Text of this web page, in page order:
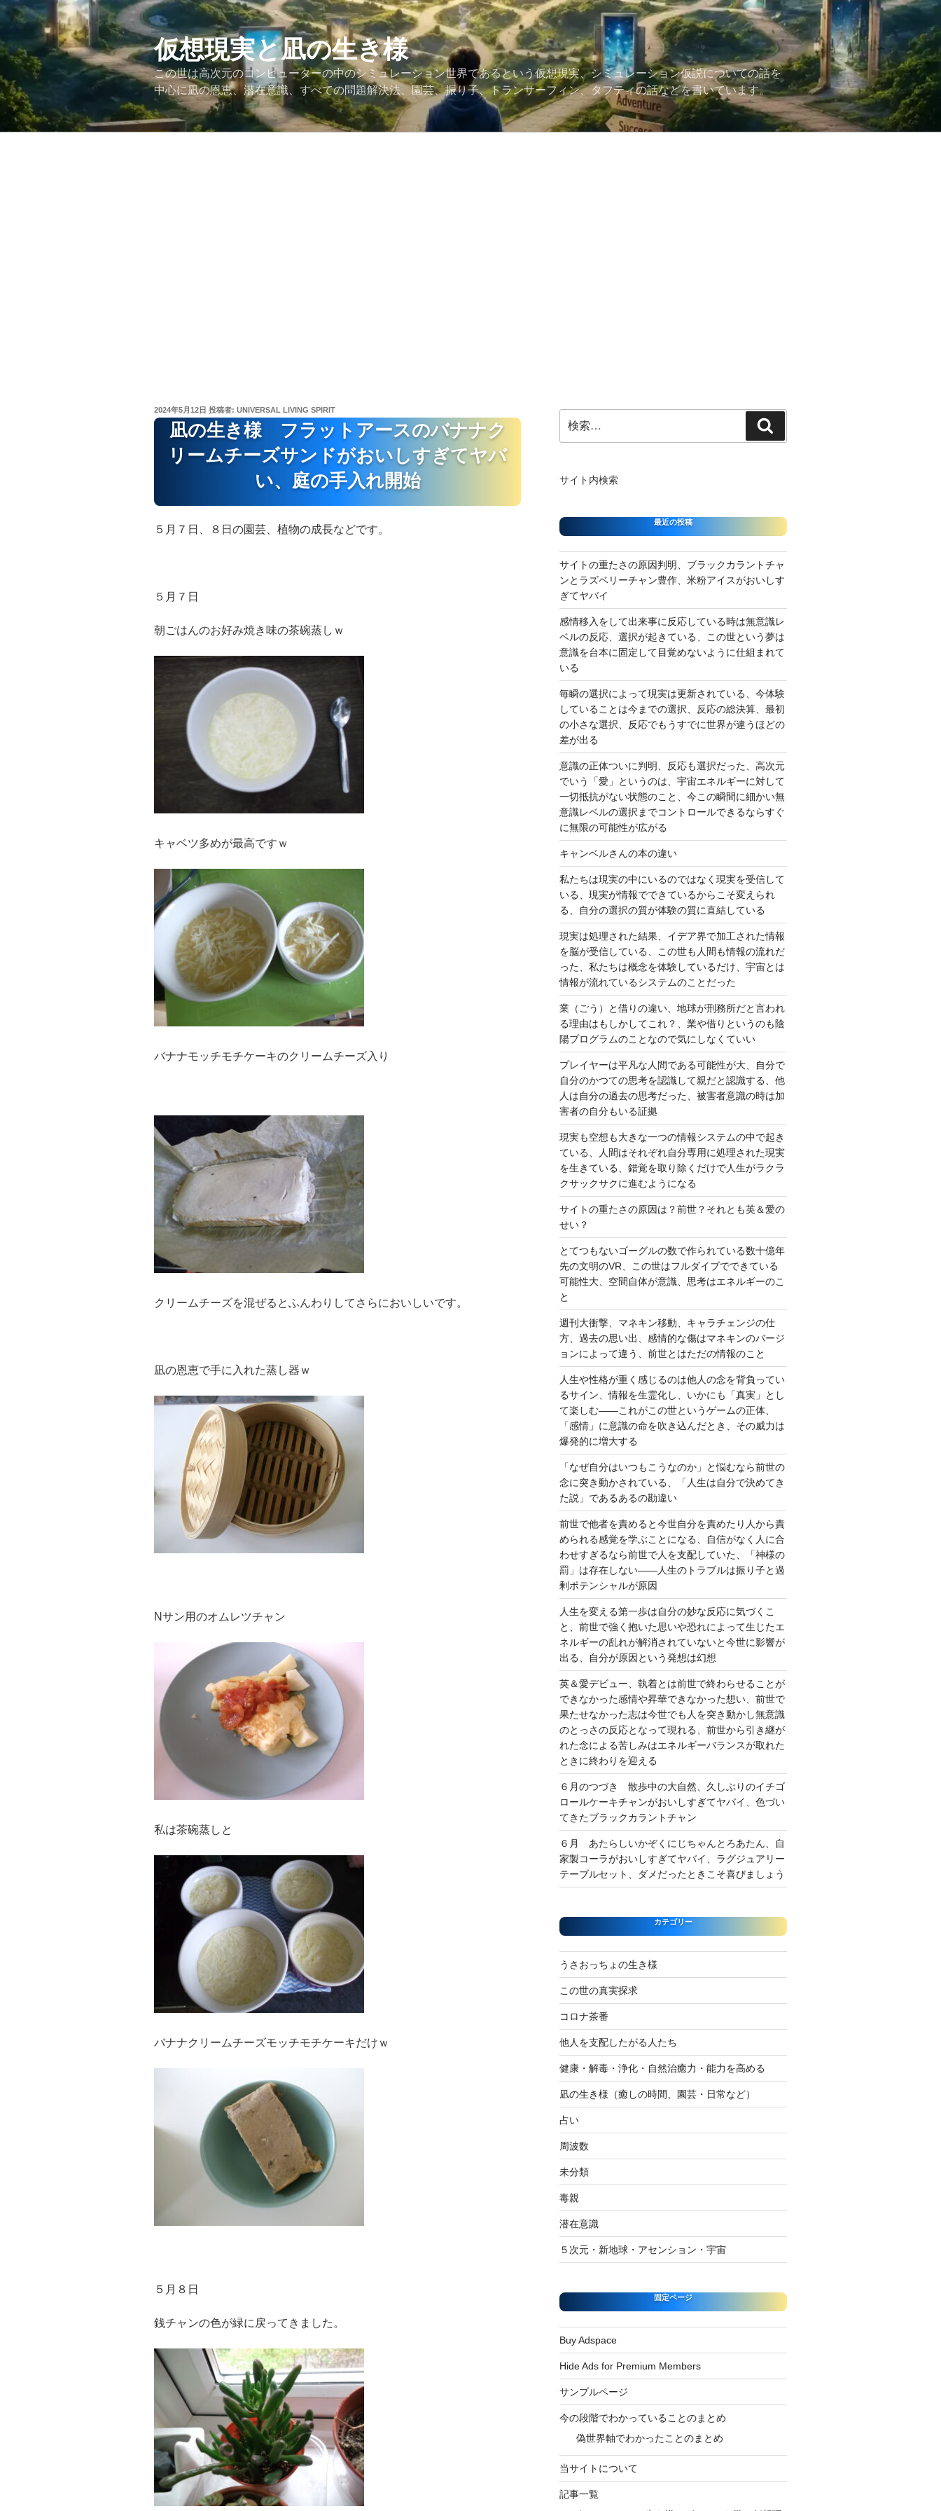
コ
テ
ン
ツ
へ
ス
仮想現実と凪の生き様
この世は高次元のコンピューターの中のシミュレーション世界であるという仮想現実、シミュレーション仮説についての話を
中心に凪の恩恵、潜在意識、すべての問題解決法、園芸、振り子、トランサーフィン、タフティの話などを書いています。
投
稿
2024年5月12日 投稿者: UNIVERSAL LIVING SPIRIT
凪の生き様 フラットアースのバナナク
リームチーズサンドがおいしすぎてヤバ
い、庭の手入れ開始
５月７日、８日の園芸、植物の成長などです。
５月７日
朝ごはんのお好み焼き味の茶碗蒸しｗ
キャベツ多めが最高ですｗ
バナナモッチモチケーキのクリームチーズ入り
クリームチーズを混ぜるとふんわりしてさらにおいしいです。
凪の恩恵で手に入れた蒸し器ｗ
Nサン用のオムレツチャン
私は茶碗蒸しと
バナナクリームチーズモッチモチケーキだけｗ
５月８日
銭チャンの色が緑に戻ってきました。
索:
索
サイト内検索
最近の投稿
サイトの重たさの原因判明、ブラックカラントチャ
ンとラズベリーチャン豊作、米粉アイスがおいしす
ぎてヤバイ
感情移入をして出来事に反応している時は無意識レ
ベルの反応、選択が起きている、この世という夢は
意識を台本に固定して目覚めないように仕組まれて
いる
毎瞬の選択によって現実は更新されている、今体験
していることは今までの選択、反応の総決算、最初
の小さな選択、反応でもうすでに世界が違うほどの
差が出る
意識の正体ついに判明、反応も選択だった、高次元
でいう「愛」というのは、宇宙エネルギーに対して
一切抵抗がない状態のこと、今この瞬間に細かい無
意識レベルの選択までコントロールできるならすぐ
に無限の可能性が広がる
キャンベルさんの本の違い
私たちは現実の中にいるのではなく現実を受信して
いる、現実が情報でできているからこそ変えられ
る、自分の選択の質が体験の質に直結している
現実は処理された結果、イデア界で加工された情報
を脳が受信している、この世も人間も情報の流れだ
った、私たちは概念を体験しているだけ、宇宙とは
情報が流れているシステムのことだった
業（ごう）と借りの違い、地球が刑務所だと言われ
る理由はもしかしてこれ？、業や借りというのも陰
陽プログラムのことなので気にしなくていい
プレイヤーは平凡な人間である可能性が大、自分で
自分のかつての思考を認識して親だと認識する、他
人は自分の過去の思考だった、被害者意識の時は加
害者の自分もいる証拠
現実も空想も大きな一つの情報システムの中で起き
ている、人間はそれぞれ自分専用に処理された現実
を生きている、錯覚を取り除くだけで人生がラクラ
クサックサクに進むようになる
サイトの重たさの原因は？前世？それとも英＆愛の
せい？
とてつもないゴーグルの数で作られている数十億年
先の文明のVR、この世はフルダイブでできている
可能性大、空間自体が意識、思考はエネルギーのこ
と
週刊大衝撃、マネキン移動、キャラチェンジの仕
方、過去の思い出、感情的な傷はマネキンのバージ
ョンによって違う、前世とはただの情報のこと
人生や性格が重く感じるのは他人の念を背負ってい
るサイン、情報を生霊化し、いかにも「真実」とし
て楽しむ――これがこの世というゲームの正体、
「感情」に意識の命を吹き込んだとき、その威力は
爆発的に増大する
「なぜ自分はいつもこうなのか」と悩むなら前世の
念に突き動かされている、「人生は自分で決めてき
た説」であるあるの勘違い
前世で他者を責めると今世自分を責めたり人から責
められる感覚を学ぶことになる、自信がなく人に合
わせすぎるなら前世で人を支配していた、「神様の
罰」は存在しない――人生のトラブルは振り子と過
剰ポテンシャルが原因
人生を変える第一歩は自分の妙な反応に気づくこ
と、前世で強く抱いた思いや恐れによって生じたエ
ネルギーの乱れが解消されていないと今世に影響が
出る、自分が原因という発想は幻想
英＆愛デビュー、執着とは前世で終わらせることが
できなかった感情や昇華できなかった想い、前世で
果たせなかった志は今世でも人を突き動かし無意識
のとっさの反応となって現れる、前世から引き継が
れた念による苦しみはエネルギーバランスが取れた
ときに終わりを迎える
６月のつづき 散歩中の大自然、久しぶりのイチゴ
ロールケーキチャンがおいしすぎてヤバイ、色づい
てきたブラックカラントチャン
６月 あたらしいかぞくにじちゃんとろあたん、自
家製コーラがおいしすぎてヤバイ、ラグジュアリー
テーブルセット、ダメだったときこそ喜びましょう
カテゴリー
うさおっちょの生き様
この世の真実探求
コロナ茶番
他人を支配したがる人たち
健康・解毒・浄化・自然治癒力・能力を高める
凪の生き様（癒しの時間、園芸・日常など）
占い
周波数
未分類
毒親
潜在意識
５次元・新地球・アセンション・宇宙
固定ページ
Buy Adspace
Hide Ads for Premium Members
サンプルページ
今の段階でわかっていることのまとめ
偽世界軸でわかったことのまとめ
当サイトについて
記事一覧